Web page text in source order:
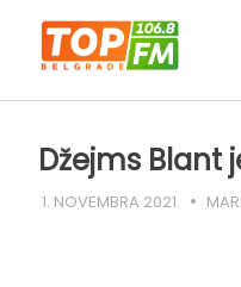
content
Džejms Blant
1. NOVEMBRA 2021.